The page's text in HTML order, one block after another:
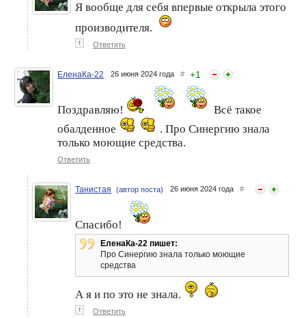
Я вообще для себя впервые открыла этого
производителя.
↑ Ответить
ЕленаКа-22 26 июня 2024 года # +1
Поздравляю!
Всё такое
обалденное
. Про Синергию знала
только моющие средства.
Ответить
Танистая (автор поста) 26 июня 2024 года #
Спасибо!
ЕленаКа-22 пишет:
Про Синергию знала только моющие
средства
А я и по это не знала.
↑ Ответить